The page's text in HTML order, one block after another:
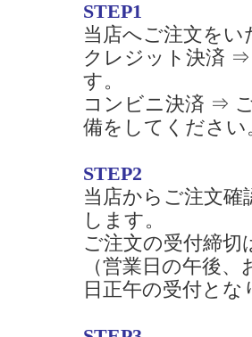
STEP1
当店へご注文を
クレジット決済
す。
コンビニ決済 ⇒
備をしてください
STEP2
当店からご注文
します。
ご注文の受付締切
（営業日の午後
日正午の受付とな